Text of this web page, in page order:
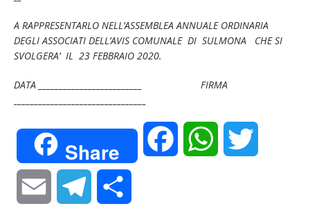
A RAPPRESENTARLO NELL’ASSEMBLEA ANNUALE ORDINARIA
DEGLI ASSOCIATI DELL’AVIS COMUNALE DI SULMONA
CHE SI
SVOLGERA’ IL 23 FEBBRAIO 2020.
DATA _________________________ FIRMA
Share